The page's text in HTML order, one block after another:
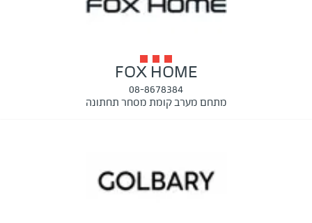
FOX HOME
08-8678384
מתחם מערב קומת מסחר תחתונה